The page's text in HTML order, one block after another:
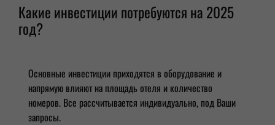
Какие инвестиции потребуются на 2025
год?
Основные инвестиции приходятся в оборудование и
напрямую влияют на площадь отеля и количество
номеров. Все рассчитывается индивидуально, под Ваши
запросы.